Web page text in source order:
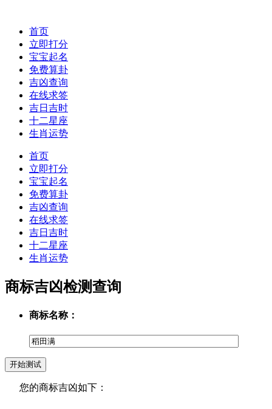
首页
立即打分
宝宝起名
免费算卦
吉凶查询
在线求签
吉日吉时
十二星座
生肖运势
首页
立即打分
宝宝起名
免费算卦
吉凶查询
在线求签
吉日吉时
十二星座
生肖运势
商标吉凶检测查询
商标名称：
您的商标吉凶如下：